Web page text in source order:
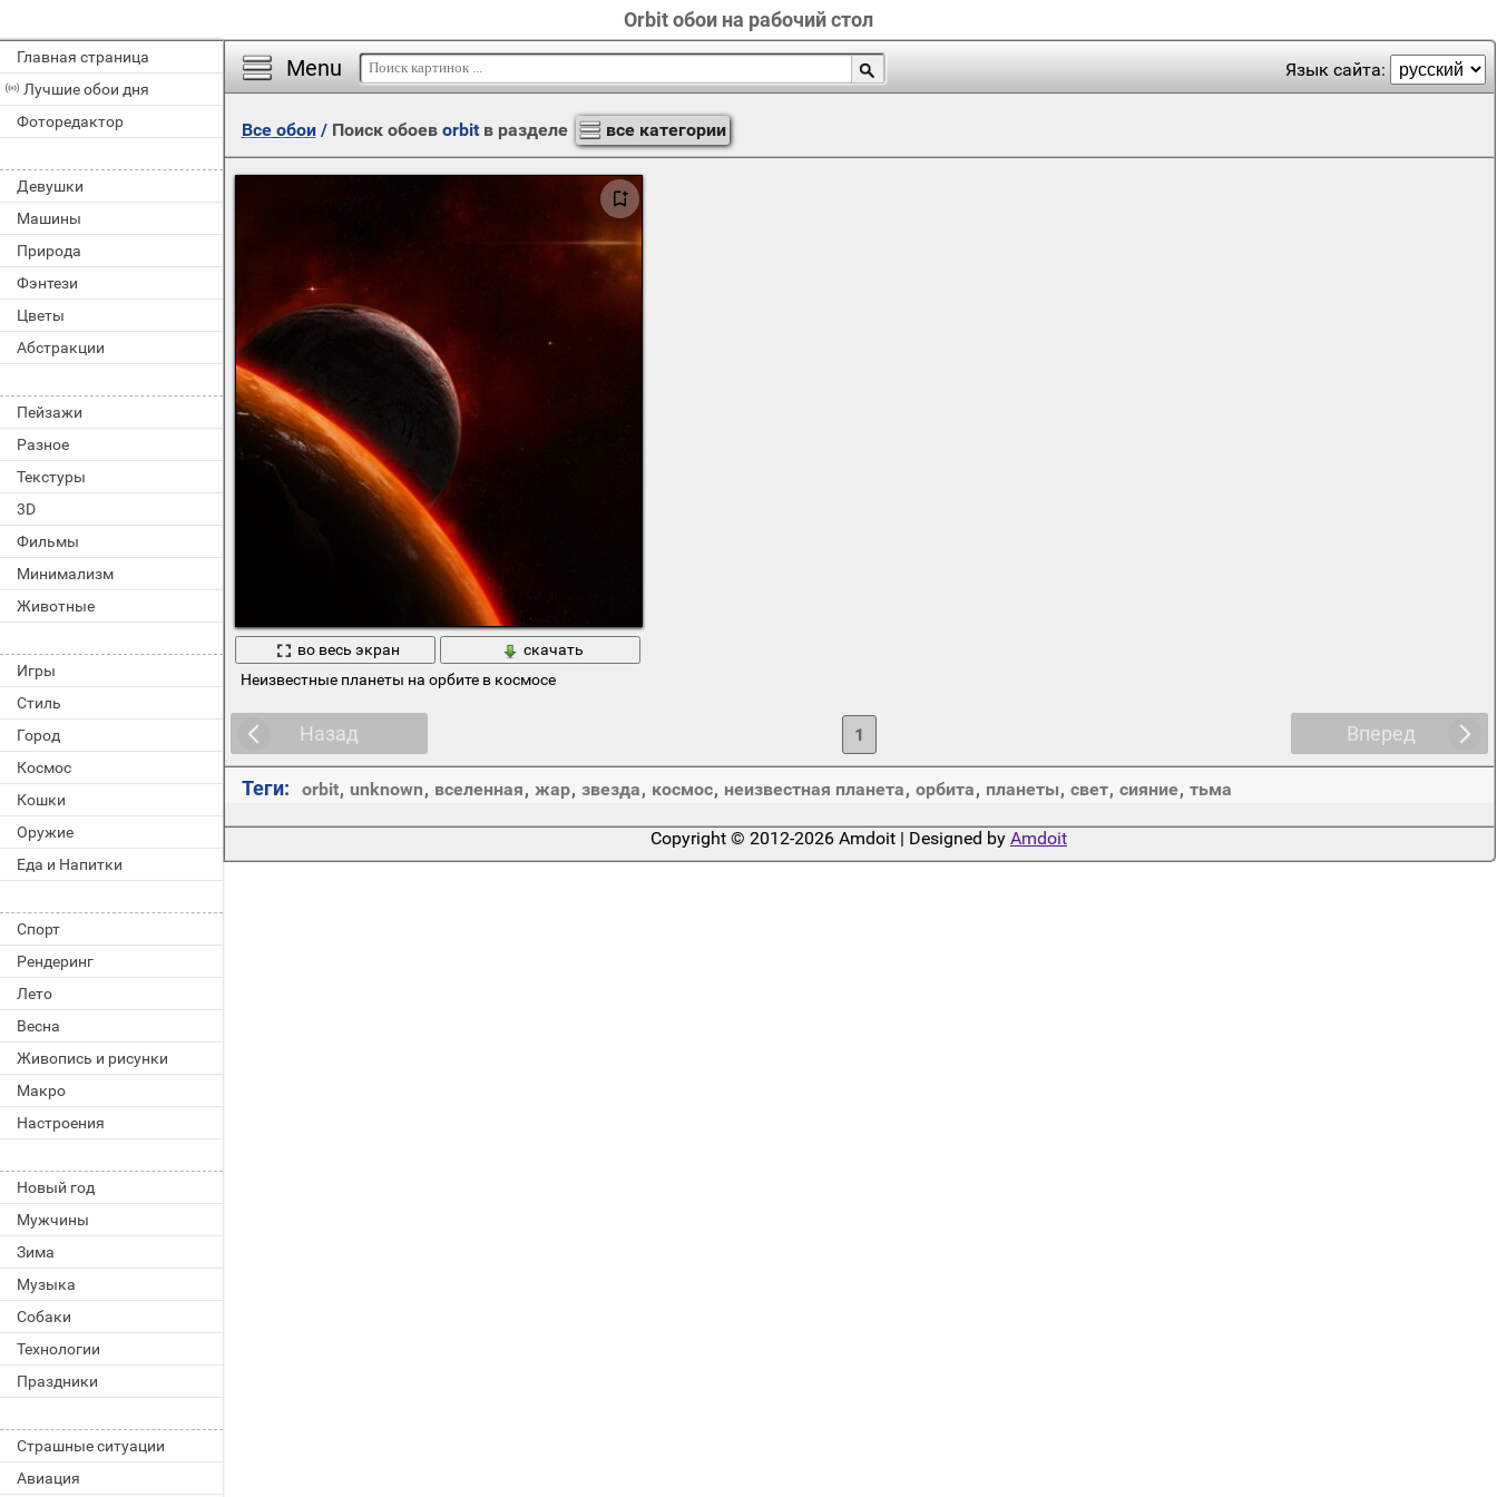
Orbit обои на рабочий стол
Главная страница
Лучшие обои дня
Фоторедактор
Девушки
Машины
Природа
Фэнтези
Цветы
Абстракции
Пейзажи
Разное
Текстуры
3D
Фильмы
Минимализм
Животные
Игры
Стиль
Город
Космос
Кошки
Оружие
Еда и Напитки
Спорт
Рендеринг
Лето
Весна
Живопись и рисунки
Макро
Настроения
Новый год
Мужчины
Зима
Музыка
Собаки
Технологии
Праздники
Страшные ситуации
Авиация
Menu Язык сайта:
Все обои/ Поиск обоев orbitв разделе все категории
во весь экран
скачать
Неизвестные планеты на орбите в космосе
Назад Вперед
1
Теги: orbit, unknown, вселенная, жар, звезда, космос, неизвестная планета, орбита, планеты, свет, сияние, тьма
Copyright © 2012-2026 Amdoit | Designed by Amdoit